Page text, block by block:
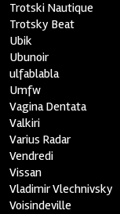
Trotski Nautique
Trotsky Beat
Ubik
Ubunoir
ulfablabla
Umfw
Vagina Dentata
Valkiri
Varius Radar
Vendredi
Vissan
Vladimir Vlechnivsky
Voisindeville